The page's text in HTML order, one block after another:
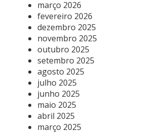
março 2026
fevereiro 2026
dezembro 2025
novembro 2025
outubro 2025
setembro 2025
agosto 2025
julho 2025
junho 2025
maio 2025
abril 2025
março 2025